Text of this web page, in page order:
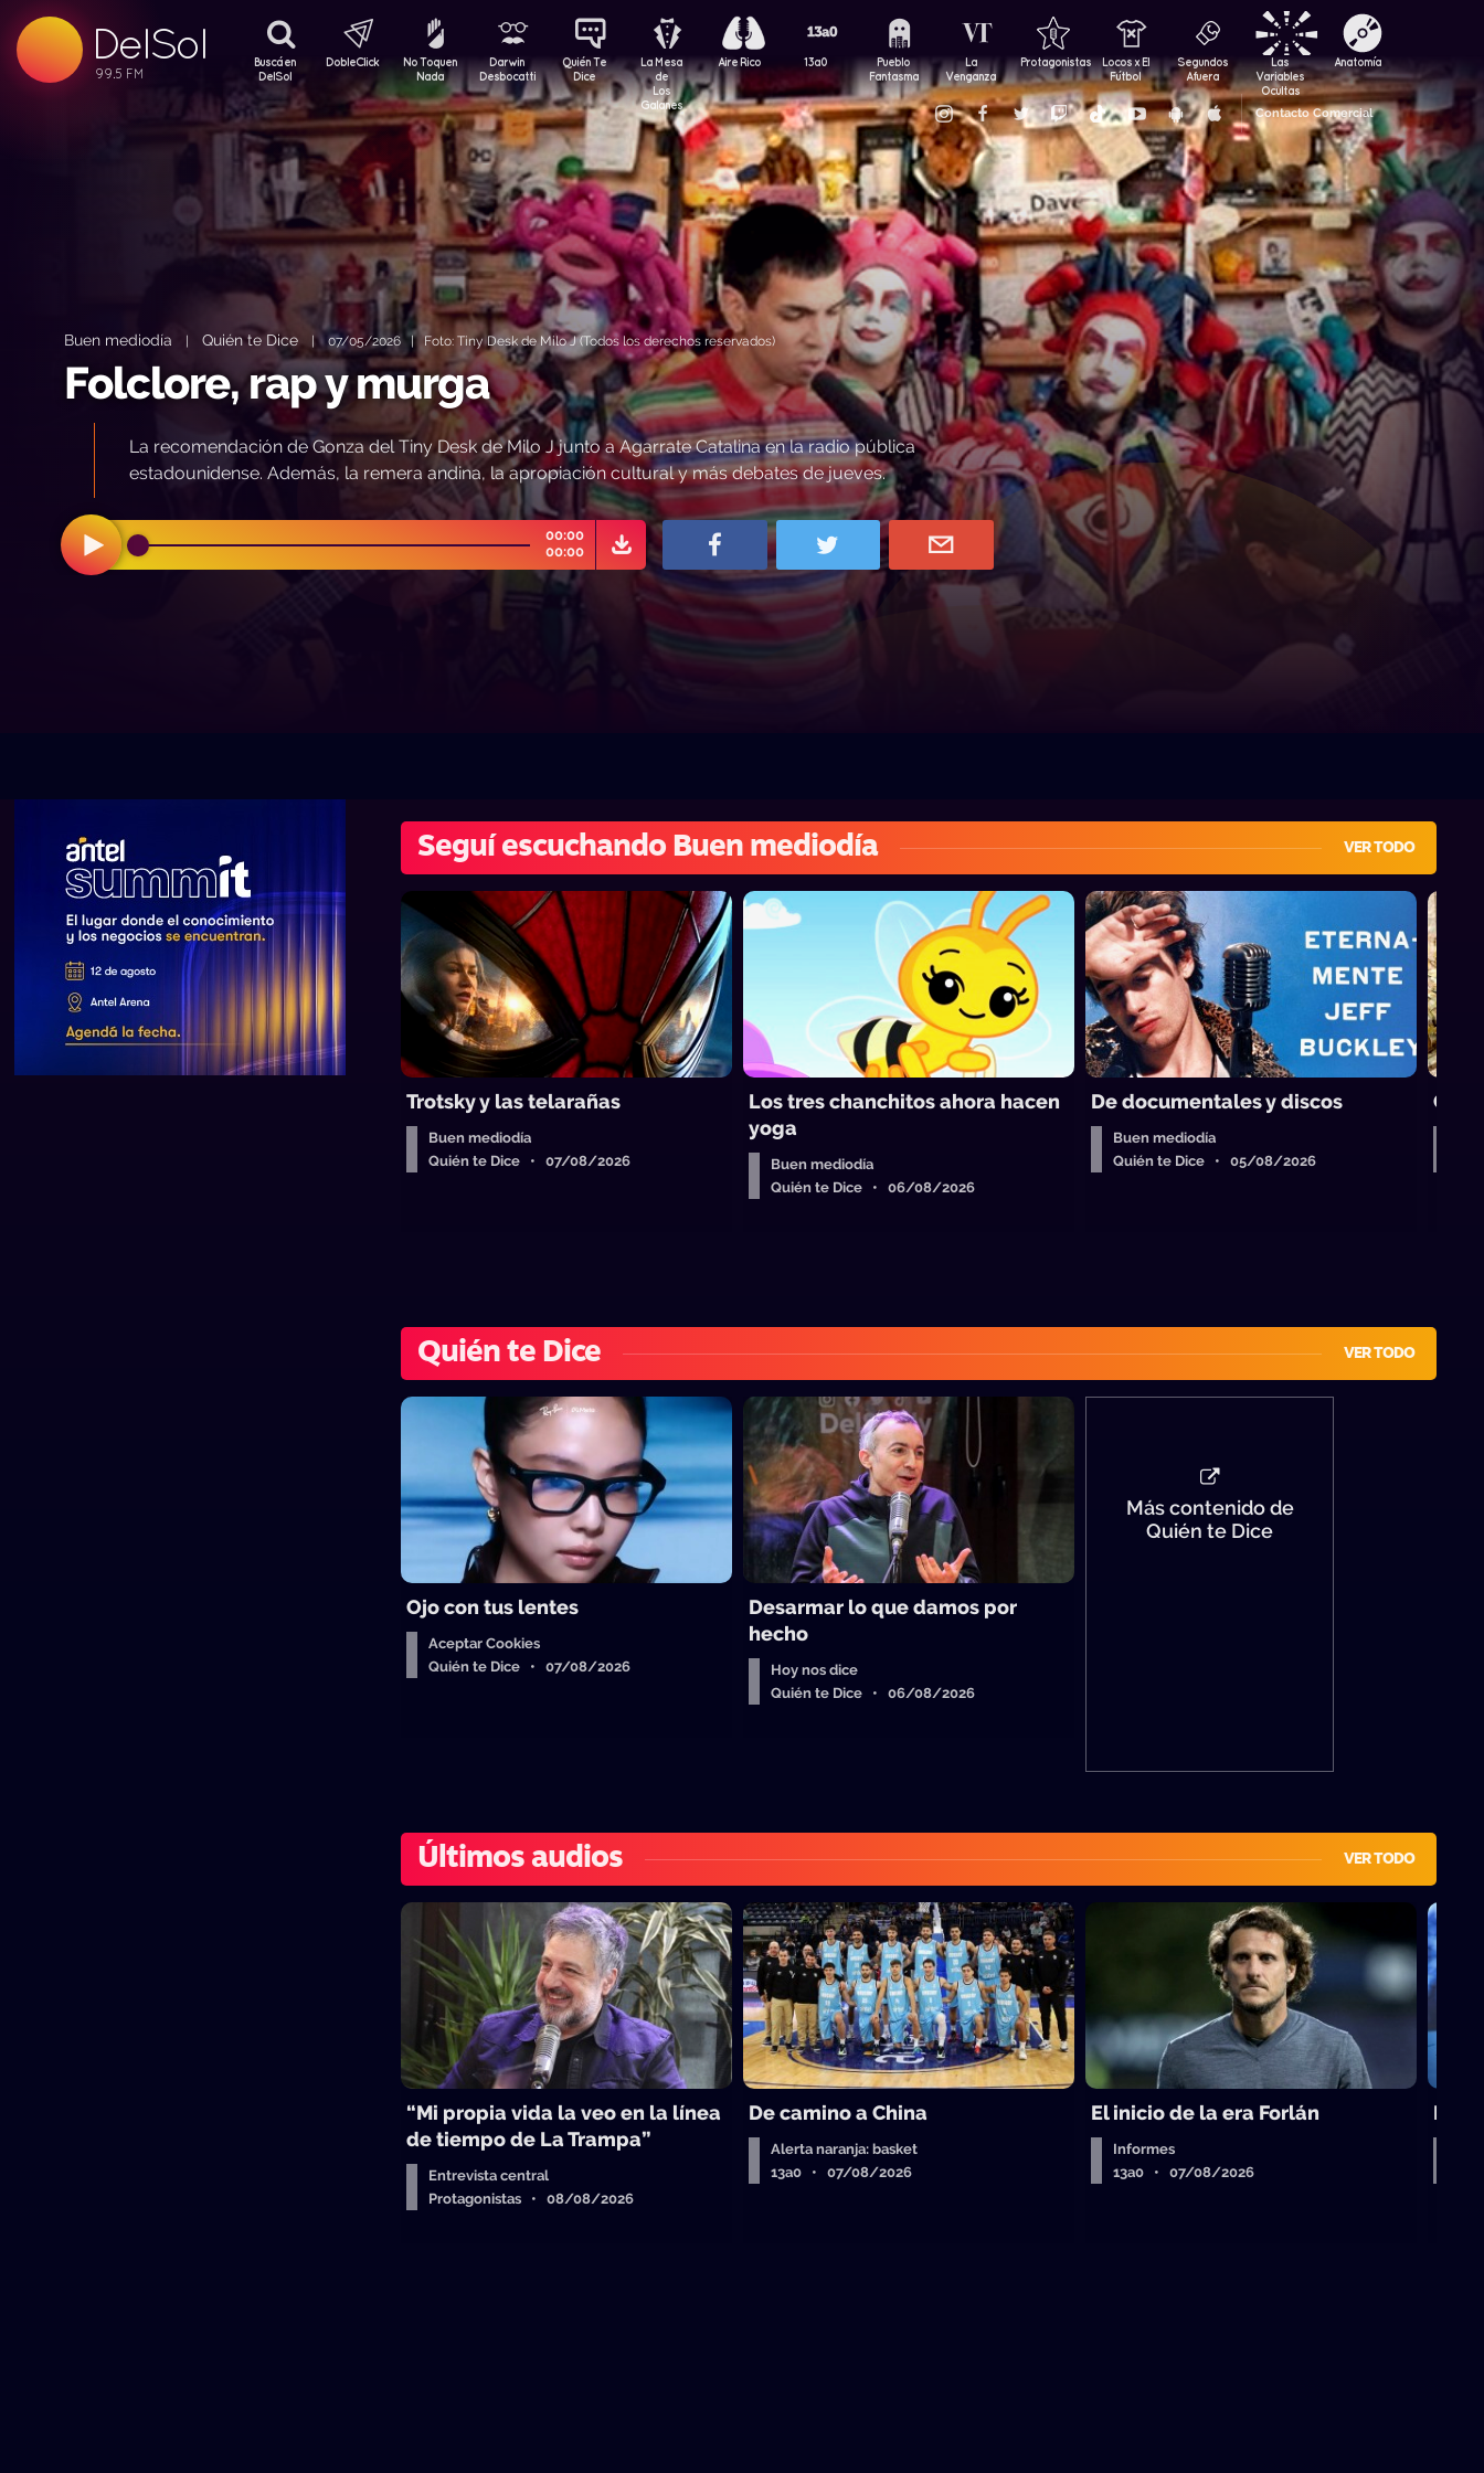
DelSol
99.5 FM
Buscá en
DelSol
DobleClick
No Toquen
Nada
Darwin
Desbocatti
Quién Te
Dice
La Mesa
de
Los
Galanes
Aire Rico 13a0
Pueblo
Fantasma
La
Venganza
Protagonistas
Locos x El
Fútbol
Segundos
Afuera
Las
Variables
Ocultas
Anatomía
Contacto Comercial
Buen mediodía | Quién te Dice | 07/05/2026 | Foto: Tiny Desk de Milo J (Todos los derechos reservados)
Folclore, rap y murga
La recomendación de Gonza del Tiny Desk de Milo J junto a Agarrate Catalina en la radio pública
estadounidense. Además, la remera andina, la apropiación cultural y más debates de jueves.
00:00
00:00
Seguí escuchando Buen mediodía VER TODO
Trotsky y las telarañas
Buen mediodía
Quién te Dice • 07/08/2026
Los tres chanchitos ahora hacen
yoga
Buen mediodía
Quién te Dice • 06/08/2026
De documentales y discos
Buen mediodía
Quién te Dice • 05/08/2026
Quién te Dice VER TODO
Ojo con tus lentes
Aceptar Cookies
Quién te Dice • 07/08/2026
Desarmar lo que damos por
hecho
Hoy nos dice
Quién te Dice • 06/08/2026
Más contenido de
Quién te Dice
Últimos audios VER TODO
“Mi propia vida la veo en la línea
de tiempo de La Trampa”
Entrevista central
Protagonistas • 08/08/2026
De camino a China
Alerta naranja: basket
13a0 • 07/08/2026
El inicio de la era Forlán
Informes
13a0 • 07/08/2026
El